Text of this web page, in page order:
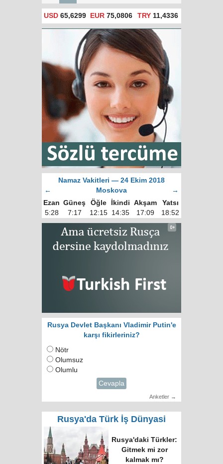
USD 65,6299 EUR 75,0806 TRY 11,4336
Namaz Vakitleri — 24 Ekim 2018
←
Moskova
→
Ezan Güneş Öğle İkindi Akşam
Yatsı
5:28
7:17 12:15 14:35 17:09 18:52
Rusya Devlet Başkanı Vladimir Putin'e
karşı fikirleriniz?
Nötr
Olumsuz
Olumlu
Cevapla
Anketler →
Rusya'da Türk İş Dünyasi
Rusya'daki Türkler:
Gitmek mi zor
kalmak mı?